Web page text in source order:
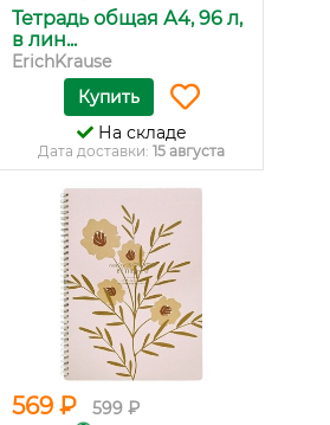
Тетрадь общая А4, 96 л,
в лин...
ErichKrause
Купить
На складе
Дата доставки: 15 августа
569 ₽ 599 ₽